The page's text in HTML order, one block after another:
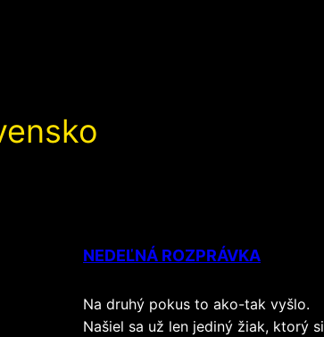
NEDEĽNÁ ROZPRÁVKA
Na druhý pokus to ako-tak vyšlo.
Našiel sa už len jediný žiak, ktorý si